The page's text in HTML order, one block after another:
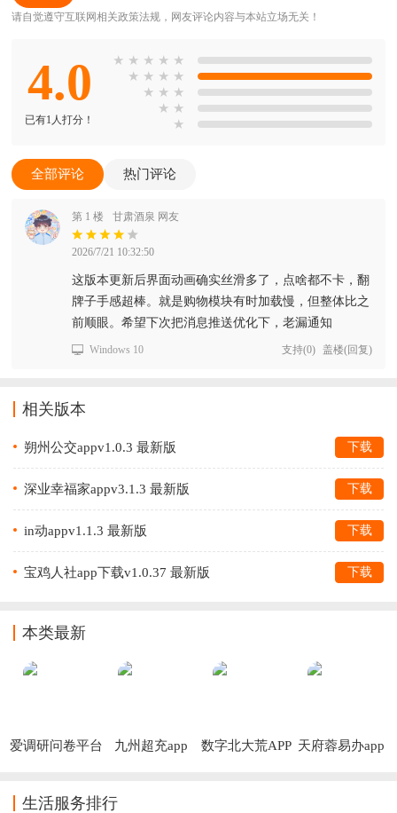
请自觉遵守互联网相关政策法规，网友评论内容与本站立场无关！
4.0
已有1人打分！
★ ★ ★ ★ ★
★ ★ ★ ★
★ ★ ★
★ ★
★
全部评论 热门评论
第 1 楼 甘肃酒泉 网友
2026/7/21 10:32:50
这版本更新后界面动画确实丝滑多了，点啥都不卡，翻
牌子手感超棒。就是购物模块有时加载慢，但整体比之
前顺眼。希望下次把消息推送优化下，老漏通知
Windows 10 支持(0) 盖楼(回复)
相关版本
朔州公交appv1.0.3 最新版 下载
深业幸福家appv3.1.3 最新版 下载
in动appv1.1.3 最新版 下载
宝鸡人社app下载v1.0.37 最新版 下载
本类最新
爱调研问卷平台 九州超充app 数字北大荒APP 天府蓉易办app
生活服务排行